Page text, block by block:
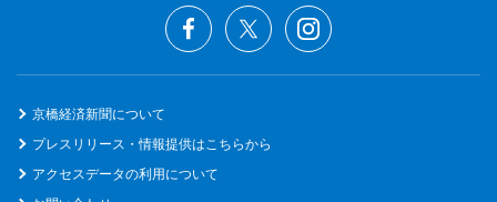
京橋経済新聞について
プレスリリース・情報提供はこちらから
アクセスデータの利用について